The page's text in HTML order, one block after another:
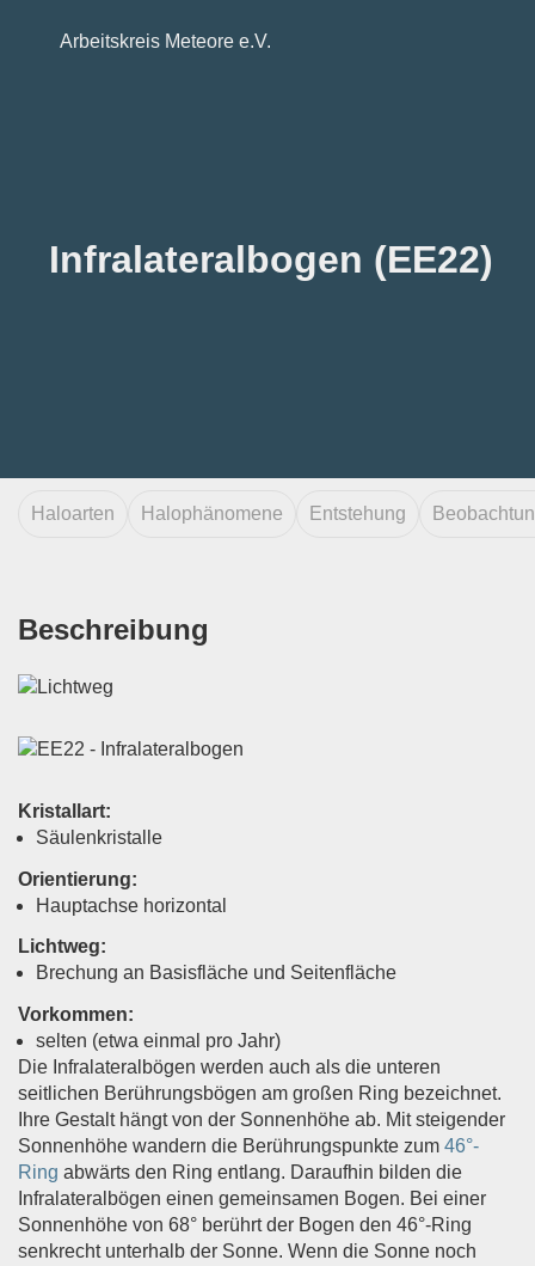
Arbeitskreis Meteore e.V.
Infralateralbogen (EE22)
Haloarten Halophänomene Entstehung
Beschreibung
Kristallart:
Säulenkristalle
Orientierung:
Hauptachse horizontal
Lichtweg:
Brechung an Basisfläche und Seitenfläche
Vorkommen:
selten (etwa einmal pro Jahr)
Die Infralateralbögen werden auch als die unteren
seitlichen Berührungsbögen am großen Ring bezeichnet.
Ihre Gestalt hängt von der Sonnenhöhe ab. Mit steigender
Sonnenhöhe wandern die Berührungspunkte zum 46°-
Ring abwärts den Ring entlang. Daraufhin bilden die
Infralateralbögen einen gemeinsamen Bogen. Bei einer
Sonnenhöhe von 68° berührt der Bogen den 46°-Ring
senkrecht unterhalb der Sonne. Wenn die Sonne noch